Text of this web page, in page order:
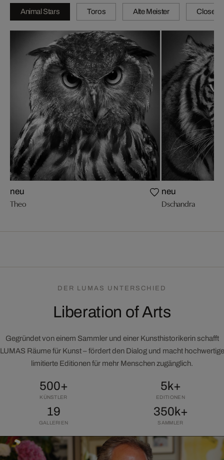
Animal Stars Toros Alte Meister Close-
neu
Theo
neu
Dschandra
DER LUMAS UNTERSCHIED
Liberation of Arts
Gegründet von einem Sammler und einer Kunsthistorikerin schafft
LUMAS Räume für Kunst – fördert den Dialog und macht hochwertige
limitierte Editionen für mehr Menschen zugänglich.
500+
KÜNSTLER
5k+
EDITIONEN
19
GALLERIEN
350k+
SAMMLER